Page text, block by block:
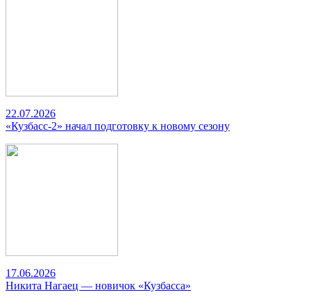
22.07.2026
«Кузбасс-2» начал подготовку к новому сезону
17.06.2026
Никита Нагаец — новичок «Кузбасса»